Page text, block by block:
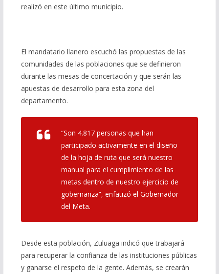
realizó en este último municipio.
El mandatario llanero escuchó las propuestas de las
comunidades de las poblaciones que se definieron
durante las mesas de concertación y que serán las
apuestas de desarrollo para esta zona del
departamento.
“Son 4.817 personas que han
participado activamente en el diseño
de la hoja de ruta que será nuestro
manual para el cumplimiento de las
metas dentro de nuestro ejercicio de
gobernanza”, enfatizó el Gobernador
del Meta.
Desde esta población, Zuluaga indicó que trabajará
para recuperar la confianza de las instituciones públicas
y ganarse el respeto de la gente. Además, se crearán